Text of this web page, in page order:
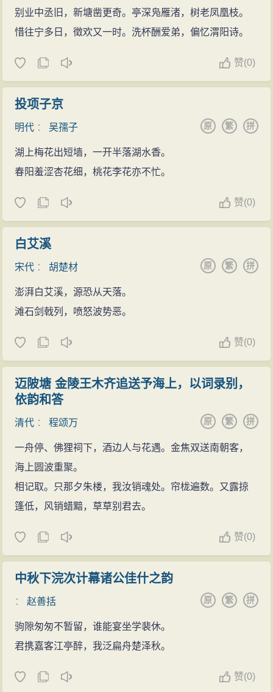
别业中丞旧，新塘凿更奇。亭深凫雁渚，树老凤凰枝。
惜往宁多日，徵欢又一时。洗杯酬爱弟，偏忆渭阳诗。
赞(0)
投项子京
明代 ：吴孺子 拼
繁
原
湖上梅花出短墙，一开半落湖水香。
春阳羞涩杏花细，桃花李花亦不忙。
赞(0)
白艾溪
宋代 ：胡楚材 拼
繁
原
澎湃白艾溪，源恐从天落。
滩石剑戟列，喷怒波势恶。
赞(0)
迈陂塘 金陵王木齐追送予海上，以词录别，
依韵和答
清代 ：程颂万 拼
繁
原
一舟停、佛狸祠下，酒边人与花遇。金焦双送南朝客，
海上圆波重聚。
相记取。只那夕朱楼，我汝销魂处。帘栊遍数。又露掠
篷低，风销蜡黯，草草别君去。
赞(0)
中秋下浣次计幕诸公佳什之韵
：赵善括 拼
繁
原
驹隙匆匆不暂留，谁能宴坐学裴休。
君携嘉客江亭醉，我泛扁舟楚泽秋。
赞(0)